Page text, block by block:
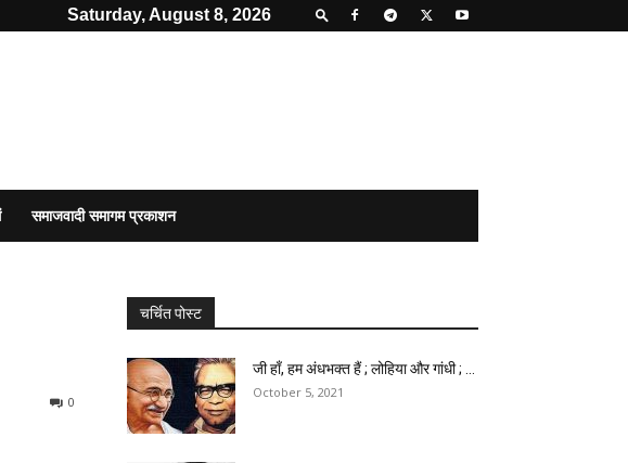
Saturday, August 8, 2026
समाजवादी समागम प्रकाशन
0
चर्चित पोस्ट
जी हाँ, हम अंधभक्त हैं ; लोहिया और गांधी ; ...
October 5, 2021